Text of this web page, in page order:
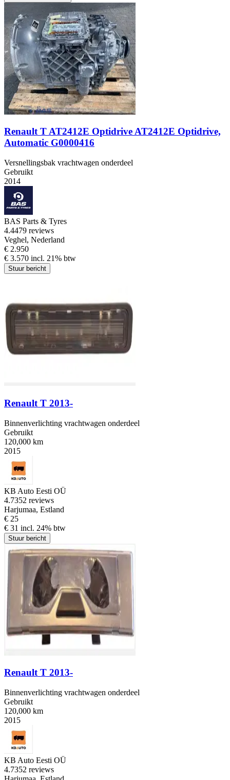
Renault T AT2412E Optidrive AT2412E Optidrive,
Automatic G0000416
Versnellingsbak vrachtwagen onderdeel
Gebruikt
2014
BAS Parts & Tyres
4.4479 reviews
Veghel, Nederland
€ 2.950
€ 3.570 incl. 21% btw
Stuur bericht
Renault T 2013-
Binnenverlichting vrachtwagen onderdeel
Gebruikt
120,000 km
2015
KB Auto Eesti OÜ
4.7352 reviews
Harjumaa, Estland
€ 25
€ 31 incl. 24% btw
Stuur bericht
Renault T 2013-
Binnenverlichting vrachtwagen onderdeel
Gebruikt
120,000 km
2015
KB Auto Eesti OÜ
4.7352 reviews